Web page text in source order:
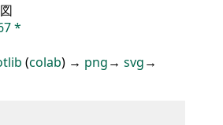
*
(colab) → png→ svg→